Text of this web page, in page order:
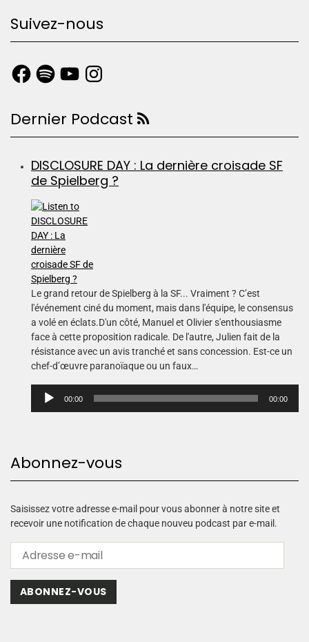
Suivez-nous
Dernier Podcast
DISCLOSURE DAY : La dernière croisade SF
de Spielberg ?
Le grand retour de Spielberg à la SF... Vraiment ? C’est
l'événement ciné du moment, mais dans l'équipe, le consensus
a volé en éclats.D'un côté, Manuel et Olivier s'enthousiasme
face à cette proposition radicale. De l'autre, Julien fait de la
résistance avec un avis tranché et sans concession. Est-ce un
chef-d’œuvre paranoïaque ou un faux…
u
u
d
o
00:00 00:00
Abonnez-vous
Saisissez votre adresse e-mail pour vous abonner à notre site et
recevoir une notification de chaque nouveu podcast par e-mail.
ABONNEZ-VOUS